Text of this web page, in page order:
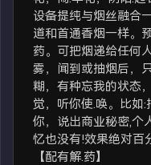
设备提纯与烟丝融合
道和首通香烟一样。
药。可把烟递给任何
雾，闻到或抽烟后，
糊，有种忘我的状态
觉，听你使.唤。比如
你，说出商业秘密,个
忆也没有!效果绝对百
【配有解.药】